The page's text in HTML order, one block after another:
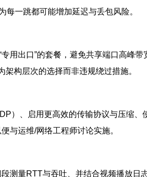
一跳都可能增加延迟与丢包风险。
用出口”的套餐，避免共享端口高峰
构层次的选择而非违规绕过措施。
）、启用更高效的传输协议与压缩
与运维/网络工程师讨论实施。
测量RTT与吞吐、并结合视频播放日